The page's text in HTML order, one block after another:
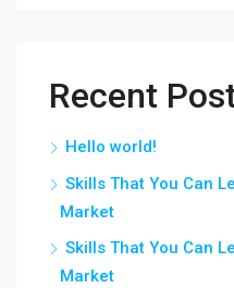
Recent
Hello world!
Skills That You Can
Market
Skills That You Can
Market